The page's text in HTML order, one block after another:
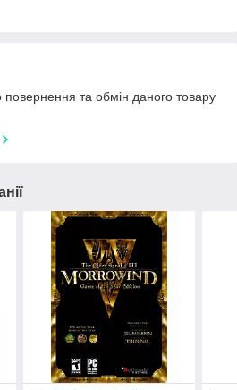
та обмін даного товару